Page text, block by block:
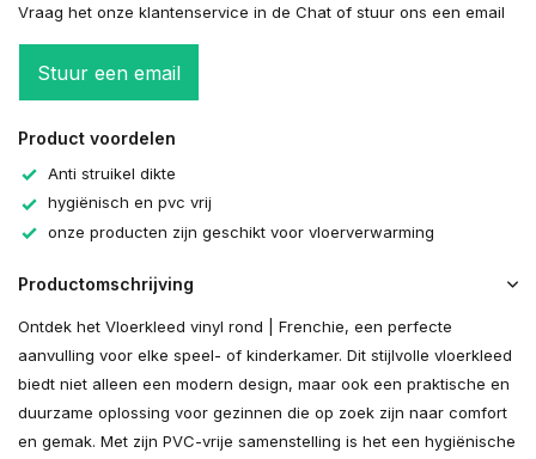
Vraag het onze klantenservice in de Chat of stuur ons een email
Stuur een email
Product voordelen
Anti struikel dikte
hygiënisch en pvc vrij
onze producten zijn geschikt voor vloerverwarming
Productomschrijving
Ontdek het Vloerkleed vinyl rond | Frenchie, een perfecte
aanvulling voor elke speel- of kinderkamer. Dit stijlvolle vloerkleed
biedt niet alleen een modern design, maar ook een praktische en
duurzame oplossing voor gezinnen die op zoek zijn naar comfort
en gemak. Met zijn PVC-vrije samenstelling is het een hygiënische